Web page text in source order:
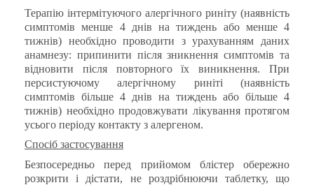
Терапію інтермітуючого алергічного риніту (наявність
симптомів менше 4 днів на тиждень або менше 4
тижнів) необхідно проводити з урахуванням даних
анамнезу: припинити після зникнення симптомів та
відновити після повторного їх виникнення. При
персистуючому алергічному риніті (наявність
симптомів більше 4 днів на тиждень або більше 4
тижнів) необхідно продовжувати лікування протягом
усього періоду контакту з алергеном.
Спосіб застосування
Безпосередньо перед прийомом блістер обережно
розкрити і дістати, не роздрібнюючи таблетку, що